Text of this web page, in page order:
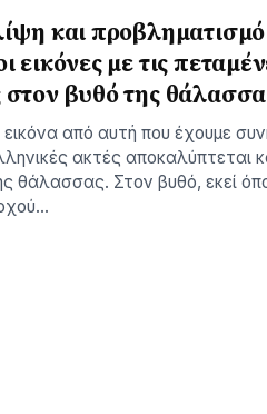
και προβληματισμό
εικόνες με τις
βυθό της
εικόνα από αυτή που έχουμε
ακτές αποκαλύπτεται
θάλασσας. Στον βυθό, εκεί